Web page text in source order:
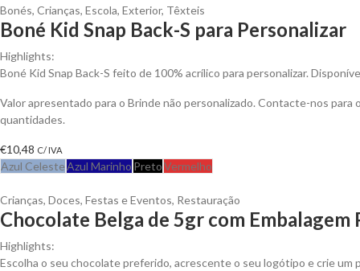
Bonés, Crianças, Escola, Exterior, Têxteis
Boné Kid Snap Back-S para Personalizar
Highlights:
Boné Kid Snap Back-S feito de 100% acrílico para personalizar.
Valor apresentado para o Brinde não personalizado. Contacte-nos
quantidades.
€10,48 C/ IVA
Azul CelesteAzul Marinho PretoVermelho
Crianças, Doces, Festas e Eventos, Restauração
Chocolate Belga de 5gr com Embalagem
Highlights:
Escolha o seu chocolate preferido, acrescente o seu logótipo e crie